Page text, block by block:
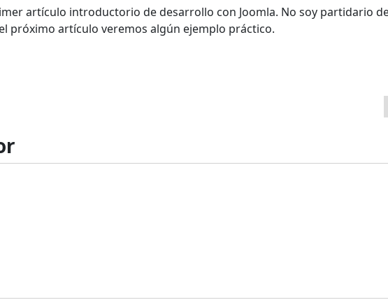
artículo introductorio de desarrollo con Joomla. No soy partidario
próximo artículo veremos algún ejemplo práctico.
2.5 con Plugins - Parte 2